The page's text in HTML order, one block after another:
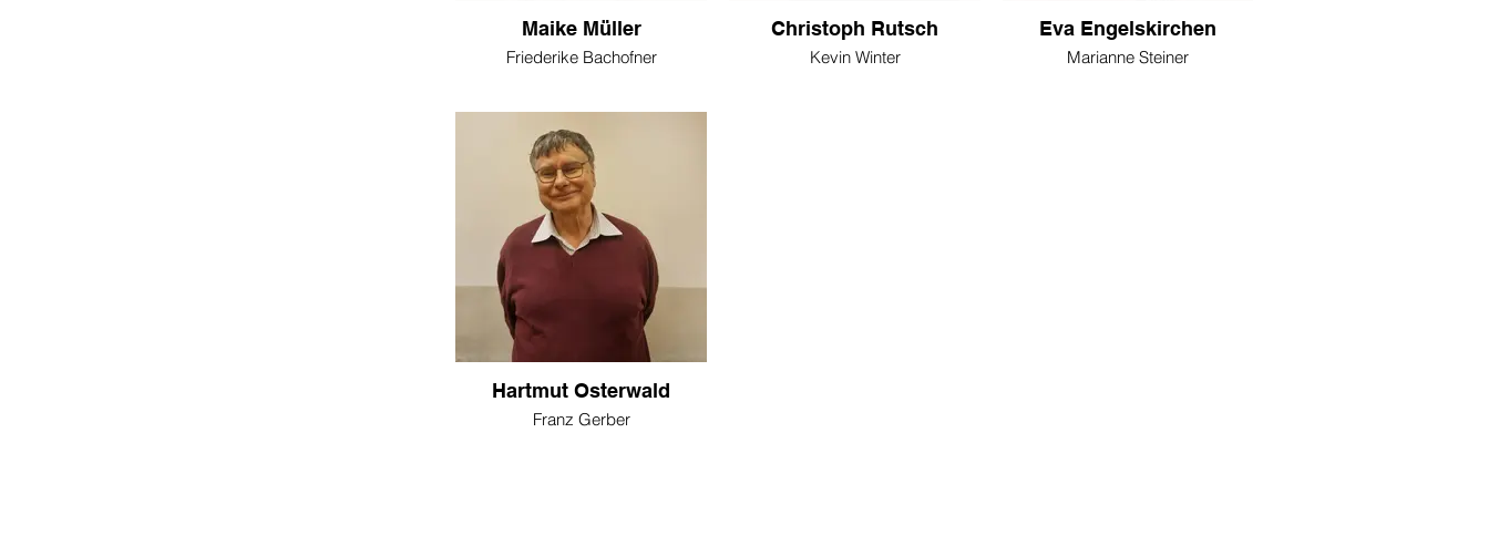
Maike Müller
Friederike Bachofner
Christoph Rutsch
Kevin Winter
Eva Engelskirchen
Marianne Steiner
Hartmut Osterwald
Franz Gerber